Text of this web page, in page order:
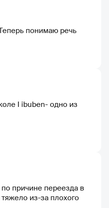
понимаю речь
I ibuben- одно из
причине переезда в
из-за плохого